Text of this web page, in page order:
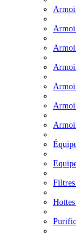
Filtres